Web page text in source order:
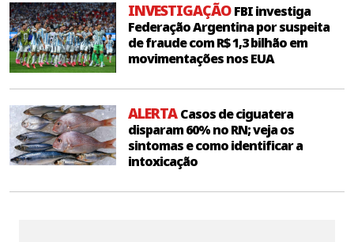
INVESTIGAÇÃOFBI investiga
Federação Argentina por suspeita
de fraude com R$ 1,3 bilhão em
movimentações nos EUA
ALERTACasos de ciguatera
disparam 60% no RN; veja os
sintomas e como identificar a
intoxicação